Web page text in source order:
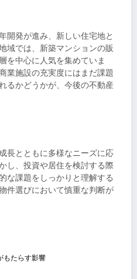
開発が進み、新しい住宅地と
域では、新築マンションの販
を中心に人気を集めていま
業施設の充実度にはまだ課題
るかどうかが、今後の不動産
長とともに多様なニーズに応
し、投資や居住を検討する際
な課題をしっかりと理解する
件選びにおいて慎重な判断が
もたらす影響